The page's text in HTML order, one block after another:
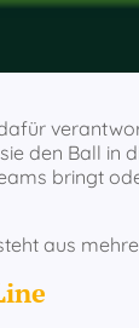
den Ball in
bringt
aus